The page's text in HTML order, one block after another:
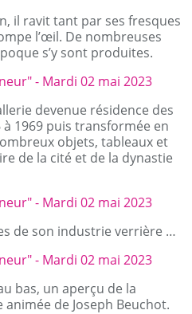
il ravit tant par ses fresques
l’œil. De nombreuses
s’y sont produites.
devenue résidence des
1969 puis transformée en
objets, tableaux et
de la cité et de la dynastie
de son industrie verrière …
bas, un aperçu de la
de Joseph Beuchot.